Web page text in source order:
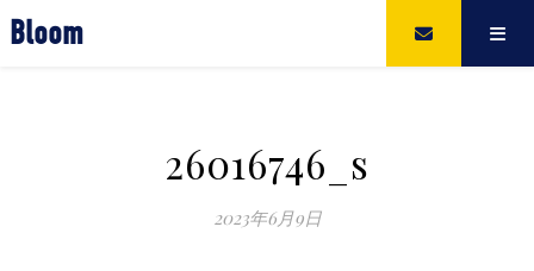
Bloom
26016746_s
2023年6月9日